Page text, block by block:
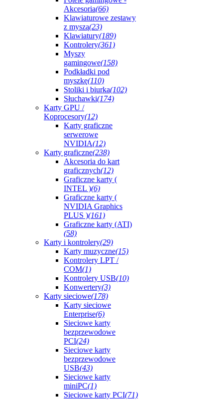
Akcesoria(66)
Klawiaturowe zestawy
z myszą(23)
Klawiatury(189)
Kontrolery(361)
Myszy
gamingowe(158)
Podkładki pod
myszkę(110)
Stoliki i biurka(102)
Słuchawki(174)
Karty GPU /
Koprocesory(12)
Karty graficzne
serwerowe
NVIDIA(12)
Karty graficzne(238)
Akcesoria do kart
graficznych(12)
Graficzne karty (
INTEL )(6)
Graficzne karty (
NVIDIA Graphics
PLUS )(161)
Graficzne karty (ATI)
(58)
Karty i kontrolery(29)
Karty muzyczne(15)
Kontrolery LPT /
COM(1)
Kontrolery USB(10)
Konwertery(3)
Karty sieciowe(178)
Karty sieciowe
Enterprise(6)
Sieciowe karty
bezprzewodowe
PCI(24)
Sieciowe karty
bezprzewodowe
USB(43)
Sieciowe karty
miniPC(1)
Sieciowe karty PCI(71)